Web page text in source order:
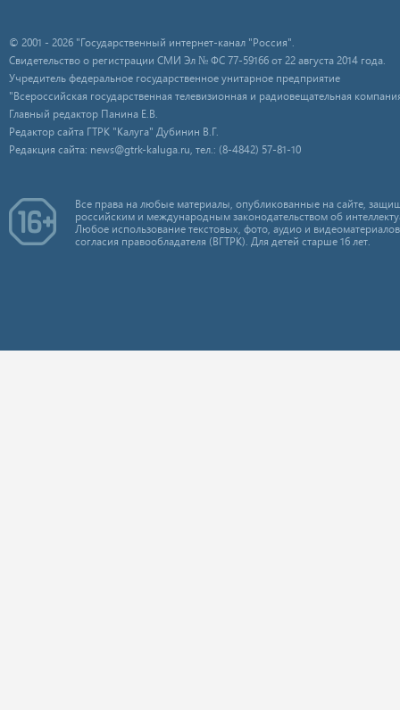
© 2001 - 2026 "Государственный интернет-канал "Россия".
Свидетельство о регистрации СМИ Эл № ФС 77-59166 от 22 августа 2014 года.
Учредитель федеральное государственное унитарное предприятие
"Всероссийская государственная телевизионная и радиовещательная
Главный редактор Панина Е.В.
Редактор сайта ГТРК "Калуга" Дубинин В.Г.
Редакция сайта: news@gtrk-kaluga.ru, тел.: (8-4842) 57-81-10
Все права на любые материалы, опубликованные на сайте,
российским и международным законодательством об
Любое использование текстовых, фото, аудио и
согласия правообладателя (ВГТРК). Для детей старше 16 лет.